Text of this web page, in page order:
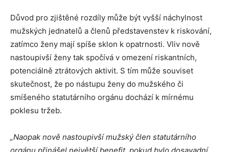
Důvod pro zjištěné rozdíly může být vyšší náchylnost
mužských jednatelů a členů představenstev k riskování,
zatímco ženy mají spíše sklon k opatrnosti. Vliv nově
nastoupivší ženy tak spočívá v omezení riskantních,
potenciálně ztrátových aktivit. S tím může souviset
skutečnost, že po nástupu ženy do mužského či
smíšeného statutárního orgánu dochází k mírnému
poklesu tržeb.
„Naopak nově nastoupivší mužský člen statutárního